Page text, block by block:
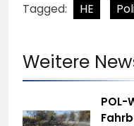
Tagged: HE
Weitere
POL-